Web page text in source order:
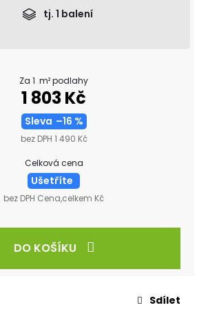
tj. 1 balení
Za 1 m² podlahy
1 803 Kč
Sleva –16 %
bez DPH 1 490 Kč
Celková cena
Ušetříte
bez DPH Cena,celkem Kč
DO KOŠÍKU
Sdílet